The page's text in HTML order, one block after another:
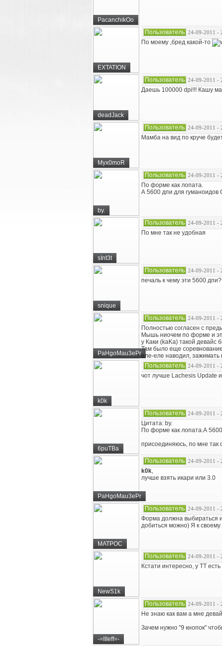
PacanchikOo
EXTATION
Пользователь 24-09-2011 -
По моему ,бред какой-то
deadJack
Пользователь 24-09-2011 -
Даешь 100000 dpi!!! Кашу
Myx0moR
Пользователь 24-09-2011 -
Мамба на вид по круче
by.
Пользователь 24-09-2011 -
По форме как лопата.
А 5600 дпи для гуманоидов
sInt3t
Пользователь 24-09-2011 -
По мне так не удобная
snique
Пользователь 24-09-2011 -
печаль к чему эти 5600
PaHgoMau3ePr
Пользователь 24-09-2011 -
Полностью согласен с
Мышь ниочем по форме и
у Каки (kaKa) такой девайс
Там было еще
еле-еле наводил,
k0k
Пользователь 24-09-2011 -
чот лучше Lachesis Update
6puTBa
Пользователь 24-09-2011 -
Цитата: by.
По форме как лопата.А
присоединяюсь, по мне
PaHgoMau3ePr
Пользователь 24-09-2011 -
k0k,
лучше взять икари или 3.0
MATPOC
Пользователь 24-09-2011 -
Форма должна выбираться
добиться можно) Я к
NewS1k
Пользователь 24-09-2011 -
Кстати интересно, у ТТ
-=IIIeff=-
Пользователь 24-09-2011 -
Не знаю как вам а мне
Зачем нужно "9 кнопок"